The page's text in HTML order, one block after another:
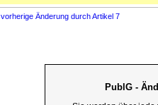
vorherige Änderung durch Artikel 7
PublG -